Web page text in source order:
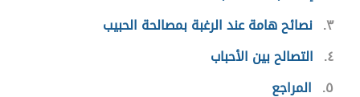
٣ نصائح هامة عند الرغبة بمصالحة الحبيب
٤
التصالح بين الأحباب
٥
المراجع